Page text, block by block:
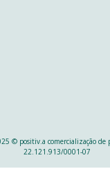
© positiv.a comercialização de
22.121.913/0001-07